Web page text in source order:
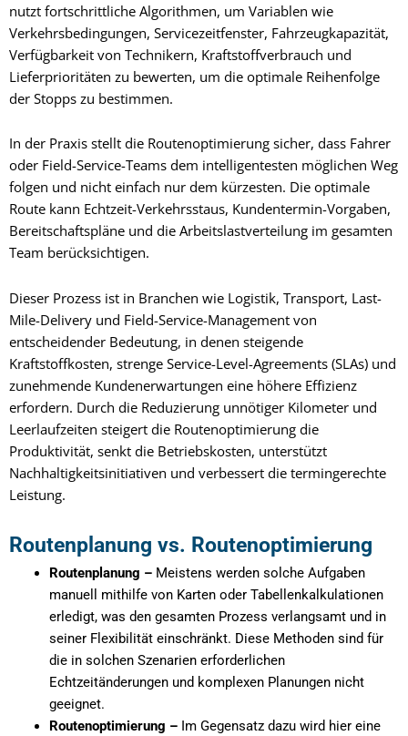
nutzt fortschrittliche Algorithmen, um Variablen wie
Verkehrsbedingungen, Servicezeitfenster, Fahrzeugkapazität,
Verfügbarkeit von Technikern, Kraftstoffverbrauch und
Lieferprioritäten zu bewerten, um die optimale Reihenfolge
der Stopps zu bestimmen.
In der Praxis stellt die Routenoptimierung sicher, dass Fahrer
oder Field-Service-Teams dem intelligentesten möglichen Weg
folgen und nicht einfach nur dem kürzesten. Die optimale
Route kann Echtzeit-Verkehrsstaus, Kundentermin-Vorgaben,
Bereitschaftspläne und die Arbeitslastverteilung im gesamten
Team berücksichtigen.
Dieser Prozess ist in Branchen wie Logistik, Transport, Last-
Mile-Delivery und Field-Service-Management von
entscheidender Bedeutung, in denen steigende
Kraftstoffkosten, strenge Service-Level-Agreements (SLAs) und
zunehmende Kundenerwartungen eine höhere Effizienz
erfordern. Durch die Reduzierung unnötiger Kilometer und
Leerlaufzeiten steigert die Routenoptimierung die
Produktivität, senkt die Betriebskosten, unterstützt
Nachhaltigkeitsinitiativen und verbessert die termingerechte
Leistung.
Routenplanung vs. Routenoptimierung
Routenplanung –Meistens werden solche Aufgaben
manuell mithilfe von Karten oder Tabellenkalkulationen
erledigt, was den gesamten Prozess verlangsamt und in
seiner Flexibilität einschränkt. Diese Methoden sind für
die in solchen Szenarien erforderlichen
Echtzeitänderungen und komplexen Planungen nicht
geeignet.
Routenoptimierung –Im Gegensatz dazu wird hier eine